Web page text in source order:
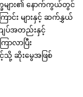
ခများ၏ နောက်ကွယ်တွင်
ာင်း များနှင့် ဆက်နွှယ်
ျပ်အတည်းနှင့်
ာလာပြီး
ဆိုးမွေအဖြစ်